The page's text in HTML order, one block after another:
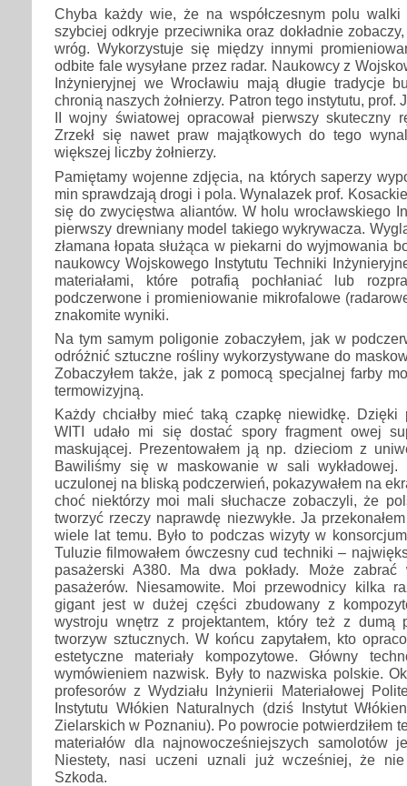
Chyba każdy wie, że na współczesnym polu
szybciej odkryje przeciwnika oraz dokładnie
wróg. Wykorzystuje się między innymi
odbite fale wysyłane przez radar. Naukowcy z
Inżynieryjnej we Wrocławiu mają długie tradycje
chronią naszych żołnierzy. Patron tego instytutu, prof.
II wojny światowej opracował pierwszy skuteczny
Zrzekł się nawet praw majątkowych do tego
większej liczby żołnierzy.
Pamiętamy wojenne zdjęcia, na których saperzy
min sprawdzają drogi i pola. Wynalazek prof.
się do zwycięstwa aliantów. W holu wrocławskiego
pierwszy drewniany model takiego wykrywacza.
złamana łopata służąca w piekarni do wyjmowania
naukowcy Wojskowego Instytutu Techniki
materiałami, które potrafią pochłaniać lub
podczerwone i promieniowanie mikrofalowe
znakomite wyniki.
Na tym samym poligonie zobaczyłem, jak w
odróżnić sztuczne rośliny wykorzystywane do
Zobaczyłem także, jak z pomocą specjalnej farby
termowizyjną.
Każdy chciałby mieć taką czapkę niewidkę. Dzięki
WITI udało mi się dostać spory fragment owej
maskującej. Prezentowałem ją np. dzieciom z
Bawiliśmy się w maskowanie w sali wykładowej.
uczulonej na bliską podczerwień, pokazywałem na
choć niektórzy moi mali słuchacze zobaczyli, że
tworzyć rzeczy naprawdę niezwykłe. Ja
wiele lat temu. Było to podczas wizyty w
Tuluzie filmowałem ówczesny cud techniki –
pasażerski A380. Ma dwa pokłady. Może
pasażerów. Niesamowite. Moi przewodnicy kilka
gigant jest w dużej części zbudowany z
wystroju wnętrz z projektantem, który też z dumą
tworzyw sztucznych. W końcu zapytałem, kto
estetyczne materiały kompozytowe. Główny
wymówieniem nazwisk. Były to nazwiska polskie.
profesorów z Wydziału Inżynierii Materiałowej
Instytutu Włókien Naturalnych (dziś Instytut
Zielarskich w Poznaniu). Po powrocie potwierdziłem
materiałów dla najnowocześniejszych samolotów
Niestety, nasi uczeni uznali już wcześniej, że
Szkoda.